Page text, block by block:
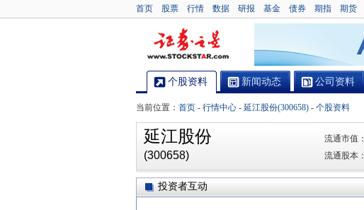
首页 股票 行情 数据 研报 基金 债券 期指 期货
个股资料 新闻动态 公司资料
当前位置： 首页 - 行情中心 - 延江股份(300658) - 个股资料
延江股份
(300658)
流通市值：
流通股本：
投资者互动